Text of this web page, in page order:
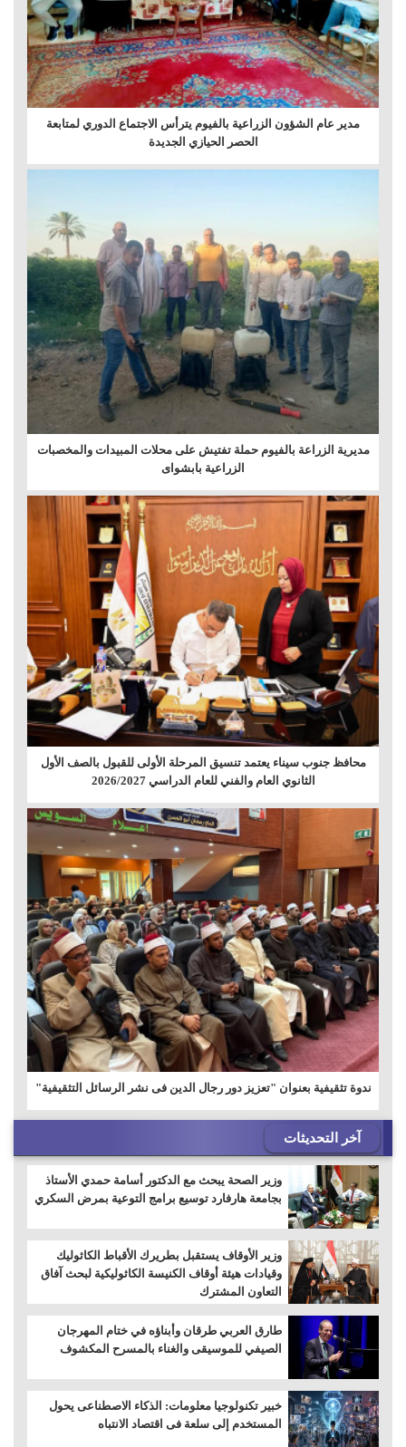
مدير عام الشؤون الزراعية بالفيوم يترأس الاجتماع الدوري لمتابعة
الحصر الحيازي الجديدة
مديرية الزراعة بالفيوم حملة تفتيش على محلات المبيدات والمخصبات
الزراعية بابشواى
محافظ جنوب سيناء يعتمد تنسيق المرحلة الأولى للقبول بالصف الأول
الثانوي العام والفني للعام الدراسي 2026/2027
ندوة تثقيفية بعنوان "تعزيز دور رجال الدين فى نشر الرسائل التثقيفية"
آخر التحديثات
وزير الصحة يبحث مع الدكتور أسامة حمدي الأستاذ
بجامعة هارفارد توسيع برامج التوعية بمرض السكري
وزير الأوقاف يستقبل بطريرك الأقباط الكاثوليك
وقيادات هيئة أوقاف الكنيسة الكاثوليكية لبحث آفاق
التعاون المشترك
طارق العربي طرقان وأبناؤه في ختام المهرجان
الصيفي للموسيقى والغناء بالمسرح المكشوف
خبير تكنولوجيا معلومات: الذكاء الاصطناعى يحول
المستخدم إلى سلعة فى اقتصاد الانتباه